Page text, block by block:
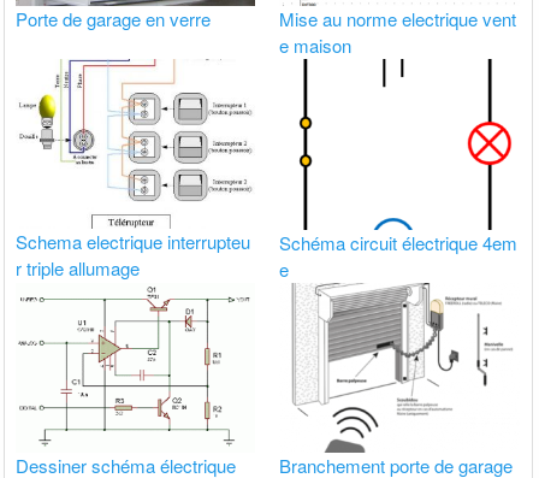
Porte de garage en verre
Mise au norme electrique vent
e maison
Schema electrique interrupteu
r triple allumage
Schéma circuit électrique 4em
e
Dessiner schéma électrique
Branchement porte de garage